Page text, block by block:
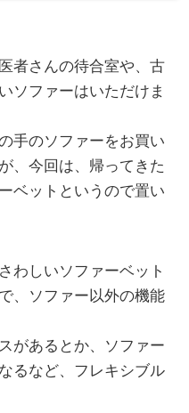
者さんの待合室や、古
ソファーはいただけま
手のソファーをお買い
、今回は、帰ってきた
ベットというので置い
わしいソファーベット
、ソファー以外の機能
があるとか、ソファー
るなど、フレキシブル